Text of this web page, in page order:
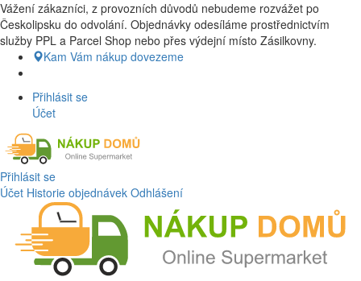
Nákup Potraviny domů, Nákup potraviny online, Čerstvé potraviny
dovezeme až k vašim dveřím. Česká lípa a okolí doprava zdarma.
Nakupdomu.cz
Vážení zákazníci, z provozních důvodů nebudeme rozvážet po
Českolipsku do odvolání. Objednávky odesíláme prostřednictvím
služby PPL a Parcel Shop nebo přes výdejní místo Zásilkovny.
Kam Vám nákup dovezeme
Přihlásit se
Účet
Přihlásit se
Účet Historie objednávek Odhlášení